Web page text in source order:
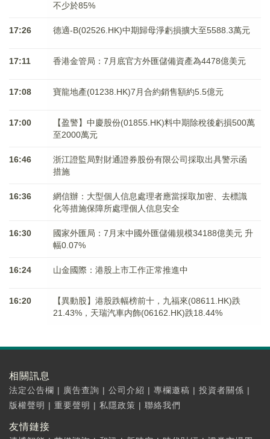
不少於85%
17:26 德適-B(02526.HK)中期歸母淨虧損擴大至5588.3萬元
17:11 香港金管局：7月底官方外匯儲備資產為4478億美元
17:08 寶龍地產(01238.HK)7月合約銷售額約5.5億元
17:00
【盈警】中慶股份(01855.HK)料中期除稅後虧損500萬
至2000萬元
16:46
浙江證監局對財通證券股份有限公司採取出具警示函
措施
16:36
網信辦：大型個人信息處理者應當採取加密、去標識
化等措施保障所處理個人信息安全
16:30
國家外匯局：7月末中國外匯儲備規模34188億美元 升
幅0.07%
16:24 山金國際：港股上市工作正常推進中
16:20
【異動股】港股跌幅榜前十，九福來(08611.HK)跌
21.43%，天瑞汽車内飾(06162.HK)跌18.44%
相關訊息
法定公告欄 | 廣告查詢 | 公司介紹 | 專欄邀稿 | 投資者關係 |
版權聲明 | 重要聲明 | 私隱政策 | 聯絡我們
友情鏈接